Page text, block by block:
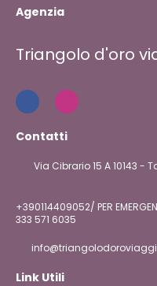
Agenzia
Triangolo d'oro
Contatti
Via Cibrario 15 A 10143 -
+390114409052/ PER
333 571 6035
Link Utili